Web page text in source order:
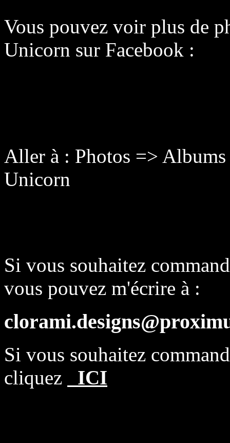
Vous pouvez voir plus de
Unicorn sur Facebook :
Aller à : Photos =>
Unicorn
Si vous souhaitez
vous pouvez m'écrire à :
Si vous souhaitez
cliquez
ICI